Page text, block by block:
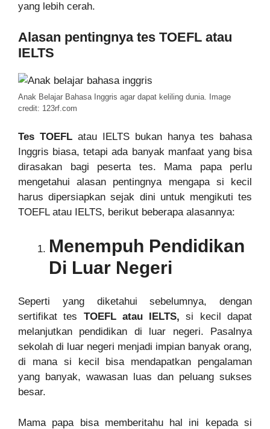
yang lebih cerah.
Alasan pentingnya tes TOEFL atau
IELTS
Anak Belajar Bahasa Inggris agar dapat keliling dunia. Image
credit: 123rf.com
Tes TOEFL atau IELTS bukan hanya tes bahasa
Inggris biasa, tetapi ada banyak manfaat yang bisa
dirasakan bagi peserta tes. Mama papa perlu
mengetahui alasan pentingnya mengapa si kecil
harus dipersiapkan sejak dini untuk mengikuti tes
TOEFL atau IELTS, berikut beberapa alasannya:
Menempuh Pendidikan
Di Luar Negeri
Seperti yang diketahui sebelumnya, dengan
sertifikat tes TOEFL atau IELTS,si kecil dapat
melanjutkan pendidikan di luar negeri. Pasalnya
sekolah di luar negeri menjadi impian banyak orang,
di mana si kecil bisa mendapatkan pengalaman
yang banyak, wawasan luas dan peluang sukses
besar.
Mama papa bisa memberitahu hal ini kepada si